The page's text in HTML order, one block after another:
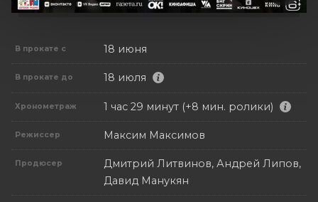
В прокате с 18 июня
В прокате до 18 июля
Хронометраж 1 час 29 минут (+8 мин. ролики)
Режиссер Максим Максимов
Продюсер
Дмитрий Литвинов, Андрей Липов,
Давид Манукян